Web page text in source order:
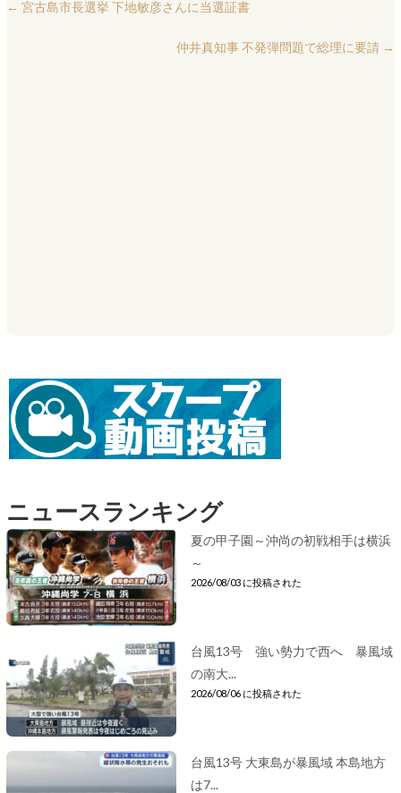
← 宮古島市長選挙 下地敏彦さんに当選証書
仲井真知事 不発弾問題で総理に要請 →
ニュースランキング
夏の甲子園～沖尚の初戦相手は横浜
～
2026/08/03 に投稿された
台風13号 強い勢力で西へ 暴風域
の南大...
2026/08/06 に投稿された
台風13号 大東島が暴風域 本島地方
は7...